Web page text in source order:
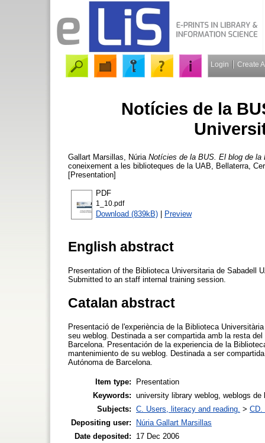
Login Create
Notícies de la
Gallart Marsillas, Núria Notícies de la BUS. El blog de la
coneixement a les biblioteques de la UAB, Bellaterra,
[Presentation]
PDF
1_10.pdf
Download (839kB) | Preview
English abstract
Presentation of the Biblioteca Universitaria de Sabadell
Submitted to an staff internal training session.
Catalan abstract
Presentació de l'experiència de la Biblioteca
seu weblog. Destinada a ser compartida amb la resta
Barcelona. Presentación de la experiencia de la
mantenimiento de su weblog. Destinada a ser
Autónoma de Barcelona.
Item type:
Presentation
Keywords: university library weblog, weblogs
Subjects: C. Users, literacy and reading. > CD.
Depositing user:
Núria Gallart Marsillas
Date deposited:
17 Dec 2006